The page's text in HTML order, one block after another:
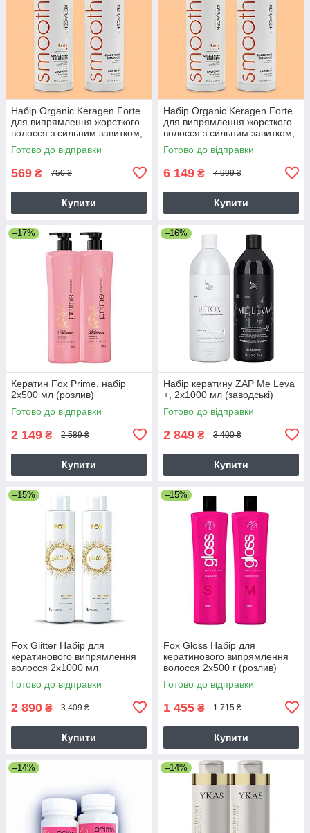
Набір Organic Keragen Forte
для випрямлення жорсткого
волосся з сильним завитком,
50 г (розлив)
Готово до відправки
569 ₴ 750 ₴
Купити
Набір Organic Keragen Forte
для випрямлення жорсткого
волосся з сильним завитком,
2х946 мл
Готово до відправки
6 149 ₴ 7 999 ₴
Купити
–17%
Кератин Fox Prime, набір
2х500 мл (розлив)
Готово до відправки
2 149 ₴ 2 589 ₴
Купити
–16%
Набір кератину ZAP Me Leva
+, 2х1000 мл (заводські)
Готово до відправки
2 849 ₴ 3 400 ₴
Купити
–15%
Fox Glitter Набір для
кератинового випрямлення
волосся 2х1000 мл
Готово до відправки
2 890 ₴ 3 409 ₴
Купити
–15%
Fox Gloss Набір для
кератинового випрямлення
волосся 2х500 г (розлив)
Готово до відправки
1 455 ₴ 1 715 ₴
Купити
–14% –14%